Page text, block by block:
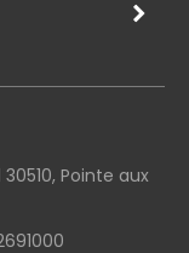
Pointe aux